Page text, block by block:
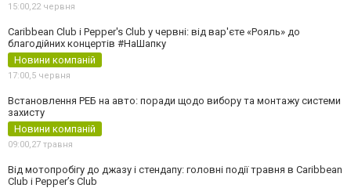
15:00,22 червня
Caribbean Club і Pepper's Club у червні: від вар'єте «Рояль» до
благодійних концертів #НаШапку
Новини компаній
17:00,5 червня
Встановлення РЕБ на авто: поради щодо вибору та монтажу системи
захисту
Новини компаній
09:00,27 травня
Від мотопробігу до джазу і стендапу: головні події травня в Caribbean
Club і Pepper’s Club